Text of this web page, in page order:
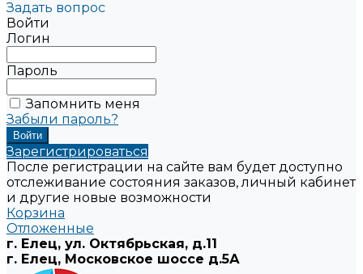
Задать вопрос
Войти
Логин
Пароль
Запомнить меня
Забыли пароль?
Зарегистрироваться
После регистрации на сайте вам будет доступно
отслеживание состояния заказов, личный кабинет
и другие новые возможности
Корзина
Отложенные
г. Елец, ул. Октябрьская, д.11
г. Елец, Московское шоссе д.5А